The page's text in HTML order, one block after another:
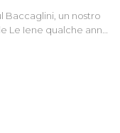
Baccaglini, un nostro
Le Iene qualche anno